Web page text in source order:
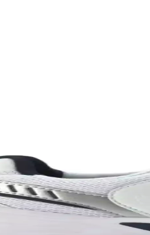
ve teknolojik özellikleriyle spor ve
Spor ve Günlük
dayanıklılık, şıklık ve konforu bir
Metal Taç ve NEW